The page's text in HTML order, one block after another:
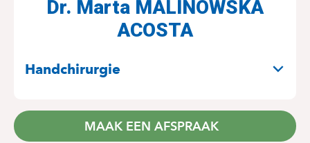
Dr. Marta MALINOWSKA
ACOSTA
Handchirurgie
MAAK EEN AFSPRAAK